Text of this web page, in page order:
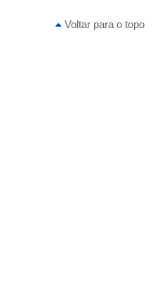
Voltar para o topo